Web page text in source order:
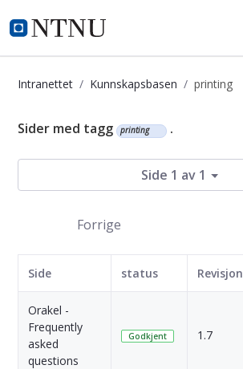
i.ntnu.no
Intranettet Kunnskapsbasen printing
Kunnskapsbasen
Sider med tagg printing .
Side 1 av 1
Forrige
Side status Revisjon
Orakel -
Frequently
asked
questions
Godkjent 1.7